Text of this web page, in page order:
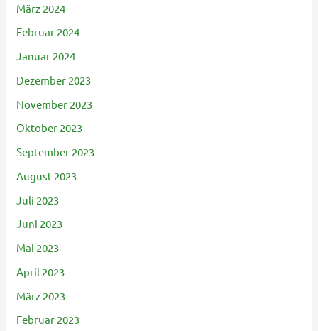
März 2024
Februar 2024
Januar 2024
Dezember 2023
November 2023
Oktober 2023
September 2023
August 2023
Juli 2023
Juni 2023
Mai 2023
April 2023
März 2023
Februar 2023